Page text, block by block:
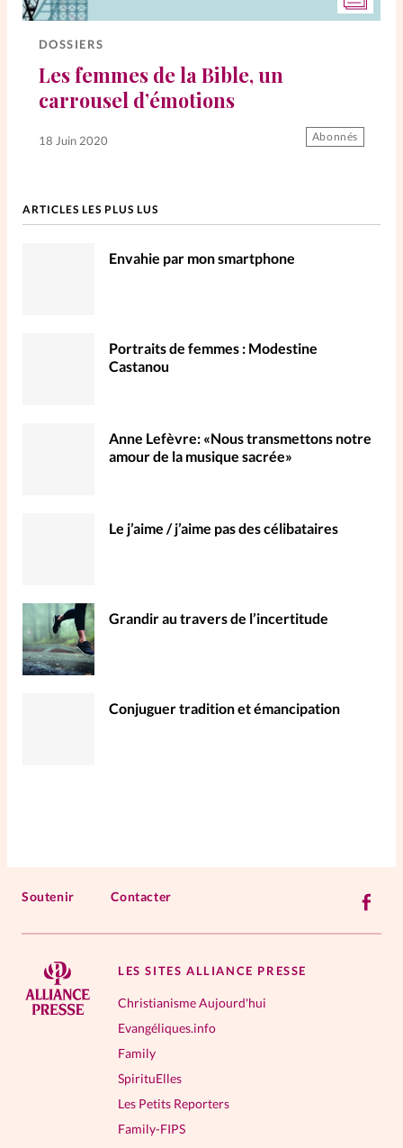
DOSSIERS
Les femmes de la Bible, un
carrousel d’émotions
18 Juin 2020 Abonnés
ARTICLES LES PLUS LUS
Envahie par mon smartphone
Portraits de femmes : Modestine
Castanou
Anne Lefèvre: «Nous transmettons notre
amour de la musique sacrée»
Le j’aime / j’aime pas des célibataires
Grandir au travers de l’incertitude
Conjuguer tradition et émancipation
Soutenir Contacter
LES SITES ALLIANCE PRESSE
Christianisme Aujourd'hui
Evangéliques.info
Family
SpirituElles
Les Petits Reporters
Family-FIPS